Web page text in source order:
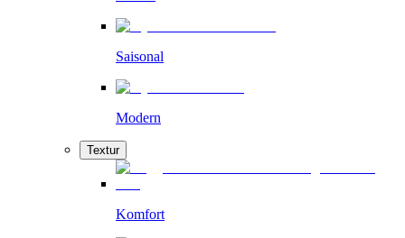
Saisonal
Modern
Textur
Komfort